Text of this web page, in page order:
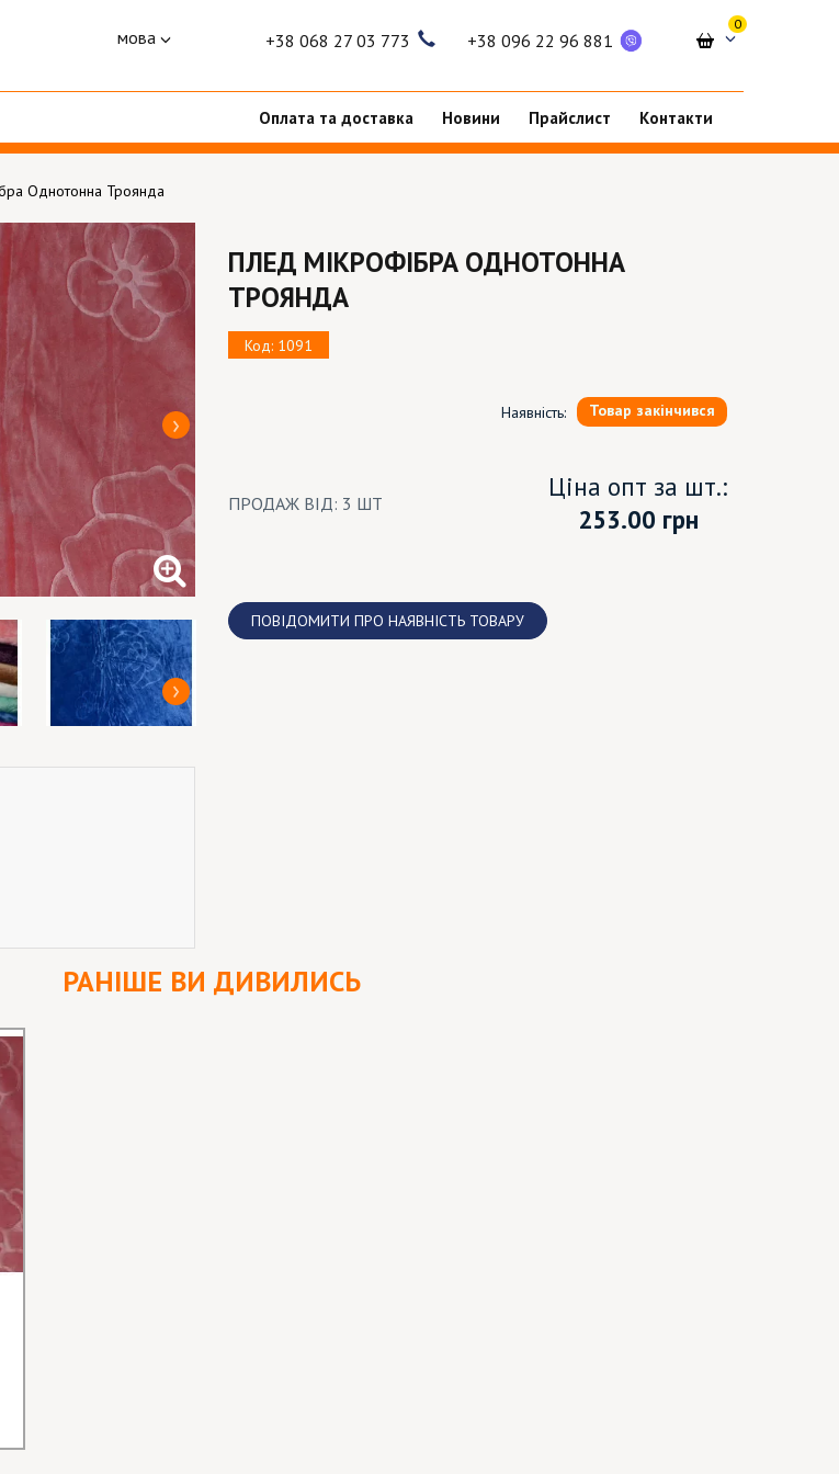
мова +38 068 27 03 773 +38 096 22 96 881
0
Оплата та доставка Новини Прайслист Контакти
Однотонна Троянда
ПЛЕД МІКРОФІБРА ОДНОТОННА
ТРОЯНДА
Код: 1091
Наявність: Товар закінчився
ПРОДАЖ ВІД: 3 ШТ
Ціна опт за шт.:
253.00 грн
ПОВІДОМИТИ ПРО НАЯВНІСТЬ ТОВАРУ
РАНІШЕ ВИ ДИВИЛИСЬ